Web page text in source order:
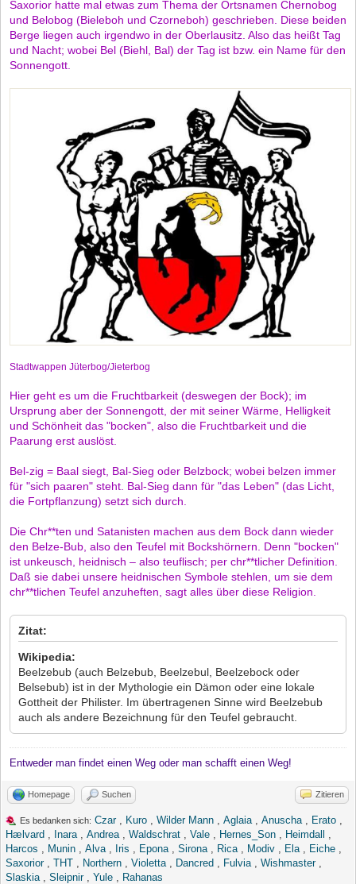
Saxorior hatte mal etwas zum Thema der Ortsnamen Chernobog
und Belobog (Bieleboh und Czorneboh) geschrieben. Diese beiden
Berge liegen auch irgendwo in der Oberlausitz. Also das heißt Tag
und Nacht; wobei Bel (Biehl, Bal) der Tag ist bzw. ein Name für den
Sonnengott.
Stadtwappen Jüterbog/Jieterbog
Hier geht es um die Fruchtbarkeit (deswegen der Bock); im
Ursprung aber der Sonnengott, der mit seiner Wärme, Helligkeit
und Schönheit das "bocken", also die Fruchtbarkeit und die
Paarung erst auslöst.
Bel-zig = Baal siegt, Bal-Sieg oder Belzbock; wobei belzen immer
für "sich paaren" steht. Bal-Sieg dann für "das Leben" (das Licht,
die Fortpflanzung) setzt sich durch.
Die Chr**ten und Satanisten machen aus dem Bock dann wieder
den Belze-Bub, also den Teufel mit Bockshörnern. Denn "bocken"
ist unkeusch, heidnisch – also teuflisch; per chr**tlicher Definition.
Daß sie dabei unsere heidnischen Symbole stehlen, um sie dem
chr**tlichen Teufel anzuheften, sagt alles über diese Religion.
Zitat:
Wikipedia:
Beelzebub (auch Belzebub, Beelzebul, Beelzebock oder
Belsebub) ist in der Mythologie ein Dämon oder eine lokale
Gottheit der Philister. Im übertragenen Sinne wird Beelzebub
auch als andere Bezeichnung für den Teufel gebraucht.
Entweder man findet einen Weg oder man schafft einen Weg!
Homepage Suchen Zitieren
Es bedanken sich: Czar, Kuro Wilder Mann Aglaia Anuscha Erato
Hælvard
Inara Andrea Waldschrat Vale Hernes_Son Heimdall
Harcos
Munin Alva Iris Epona Sirona Rica Modiv Ela Eiche
Saxorior, THT Northern Violetta Dancred Fulvia Wishmaster,
Slaskia
Sleipnir, Yule Rahanas